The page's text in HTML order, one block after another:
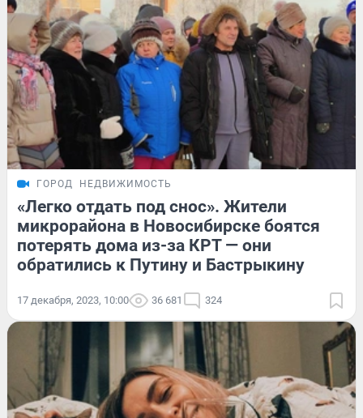
ГОРОД НЕДВИЖИМОСТЬ
«Легко отдать под снос». Жители
микрорайона в Новосибирске боятся
потерять дома из-за КРТ — они
обратились к Путину и Бастрыкину
17 декабря, 2023, 10:00 36 681 324